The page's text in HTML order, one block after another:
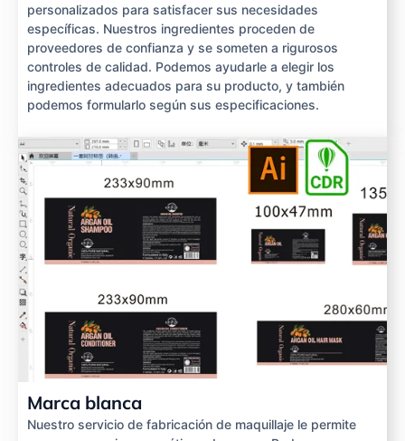
personalizados para satisfacer sus necesidades
específicas. Nuestros ingredientes proceden de
proveedores de confianza y se someten a rigurosos
controles de calidad. Podemos ayudarle a elegir los
ingredientes adecuados para su producto, y también
podemos formularlo según sus especificaciones.
Marca blanca
Nuestro servicio de fabricación de maquillaje le permite